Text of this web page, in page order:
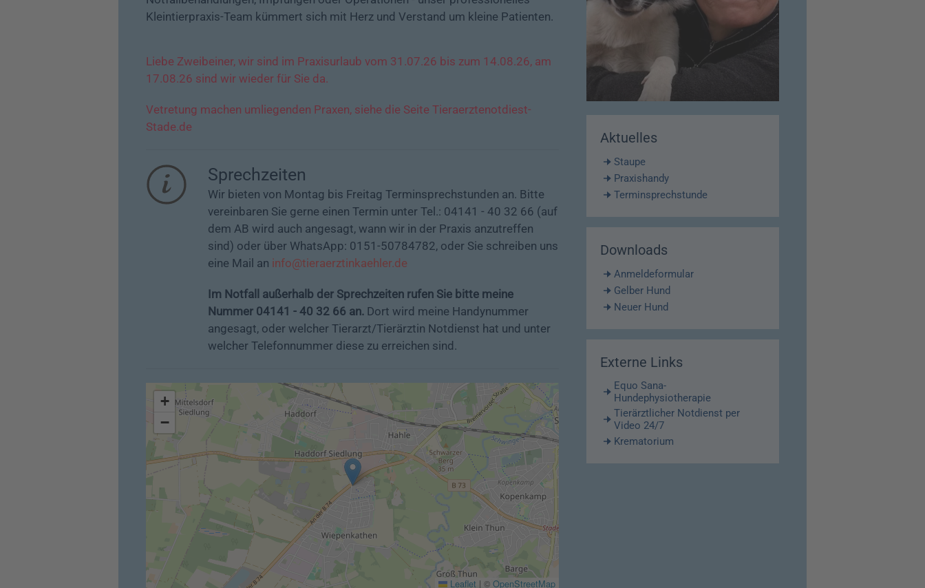
Kleintierpraxis-Team kümmert sich mit Herz und Verstand um kleine Patienten.
Liebe Zweibeiner, wir sind im Praxisurlaub vom 31.07.26 bis zum 14.08.26, am
17.08.26 sind wir wieder für Sie da.
Vetretung machen umliegenden Praxen, siehe die Seite Tieraerztenotdiest-
Stade.de
Sprechzeiten
Wir bieten von Montag bis Freitag Terminsprechstunden an. Bitte
vereinbaren Sie gerne einen Termin unter Tel.: 04141 - 40 32 66 (auf
dem AB wird auch angesagt, wann wir in der Praxis anzutreffen
sind) oder über WhatsApp: 0151-50784782, oder Sie schreiben uns
eine Mail an info@tieraerztinkaehler.de
Im Notfall außerhalb der Sprechzeiten rufen Sie bitte meine
Nummer 04141 - 40 32 66 an. Dort wird meine Handynummer
angesagt, oder welcher Tierarzt/Tierärztin Notdienst hat und unter
welcher Telefonnummer diese zu erreichen sind.
+
−
Leaflet | © OpenStreetMap
Aktuelles
Staupe
Praxishandy
Terminsprechstunde
Downloads
Anmeldeformular
Gelber Hund
Neuer Hund
Externe Links
Equo Sana-
Hundephysiotherapie
Tierärztlicher Notdienst per
Video 24/7
Krematorium